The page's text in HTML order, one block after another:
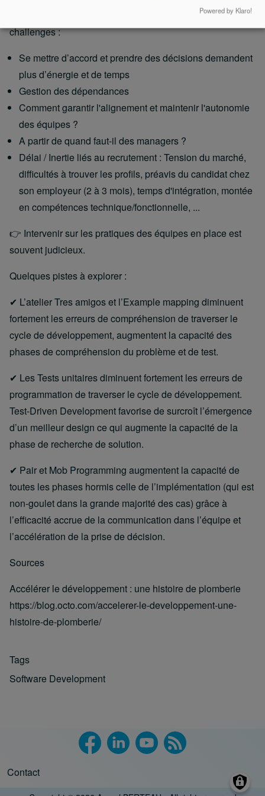
⚠ Augmenter le nbre de développeurs amène plusieurs
challenges :
Se mettre d’accord et prendre des décisions demandent
plus d’énergie et de temps
Gestion des dépendances
Comment garantir l'alignement et maintenir l'autonomie
des équipes ?
A partir de quand faut-il des managers ?
Délai / Inertie liés au recrutement : Tension du marché,
difficultés à trouver les profils, préavis du candidat chez
son employeur (2 à 3 mois), temps d'intégration, montée
en compétences technique/fonctionnelle, ...
👉 Intervenir sur les pratiques des équipes en place est
souvent judicieux.
Quelques pistes à explorer :
✔ L’atelier Tres amigos et l’Example mapping diminuent
fortement les erreurs de compréhension de traverser le
cycle de développement, augmentent la capacité des
phases de compréhension du problème et de test.
✔ Les Tests unitaires diminuent fortement les erreurs de
programmation de traverser le cycle de développement.
Test-Driven Development favorise de surcroît l’émergence
d’un meilleur design ce qui augmente la capacité de la
phase de recherche de solution.
✔ Pair et Mob Programming augmentent la capacité de
toutes les phases hormis celle de l’implémentation (qui est
non-goulet dans la grande majorité des cas) grâce à
l’efficacité accrue de la communication dans l’équipe et
l’accélération de la prise de décision.
Sources
Accélérer le développement : une histoire de plomberie
https://blog.octo.com/accelerer-le-developpement-une-
histoire-de-plomberie/
Tags
Software Development
Footer menu
Contact
Powered by Klaro!